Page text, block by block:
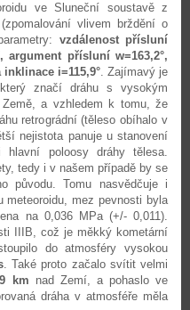
ve Sluneční soustavě z
vlivem brždění o
vzdálenost přísluní
argument přísluní w=163,2°,
i=115,9°. Zajímavý je
značí dráhu s vysokým
a vzhledem k tomu, že
retrográdní (těleso obíhalo v
nejistota panuje u stanovení
poloosy dráhy tělesa.
tedy i v našem případě by se
původu. Tomu nasvědčuje i
meteoroidu, mez pevnosti byla
na 0,036 MPa (+/- 0,011).
IIIB, což je měkký kometární
do atmosféry vysokou
. Také proto začalo svítit velmi
km nad Zemí, a pohaslo ve
dráha v atmosféře měla